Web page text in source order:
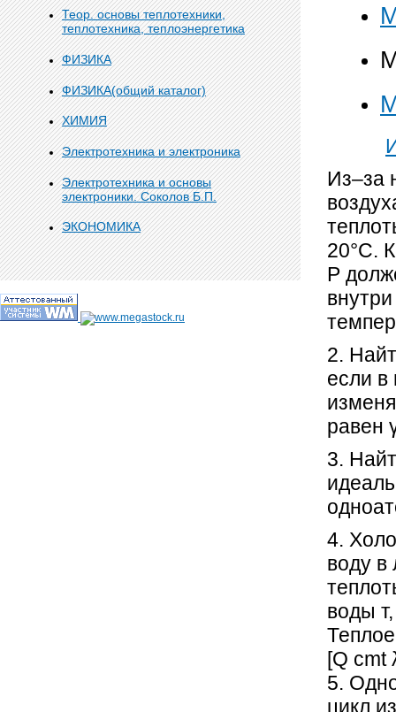
Теор. основы теплотехники,
теплотехника, теплоэнергетика
ФИЗИКА
ФИЗИКА(общий каталог)
ХИМИЯ
Электротехника и электроника
Электротехника и основы
электроники. Соколов Б.П.
ЭКОНОМИКА
Из–за
20°C.
Р
2.
если в
равен
3.
4.
воду в
воды
[Q cmt
5.
цикл